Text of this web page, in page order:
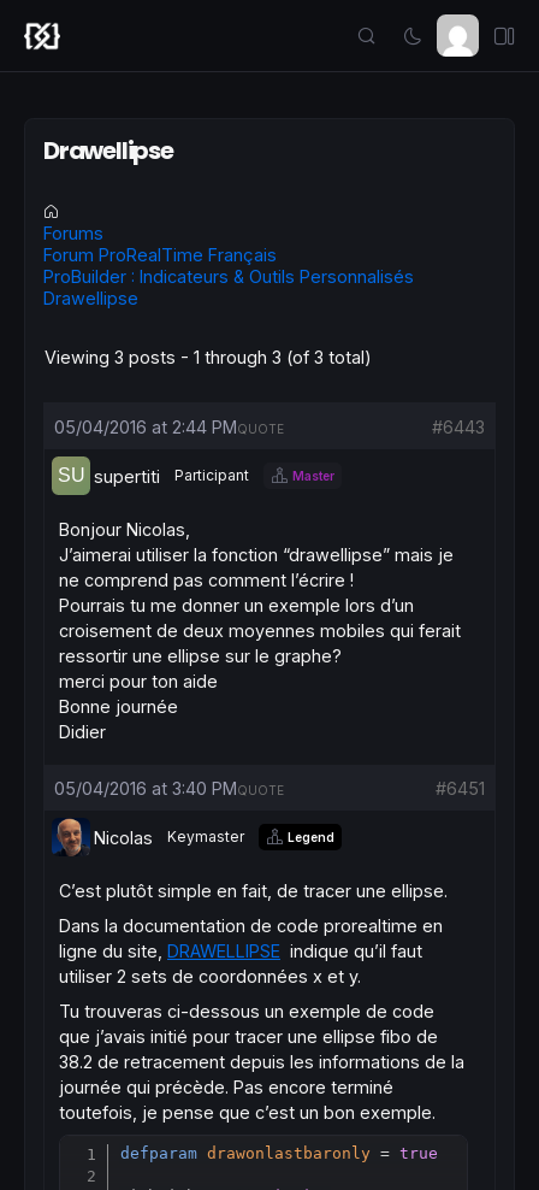
Drawellipse
Forums
Forum ProRealTime Français
ProBuilder : Indicateurs & Outils Personnalisés
Drawellipse
Viewing 3 posts - 1 through 3 (of 3 total)
05/04/2016 at 2:44 PM #6443
QUOTE
supertiti Participant Master
Bonjour Nicolas,
J’aimerai utiliser la fonction “drawellipse” mais je
ne comprend pas comment l’écrire !
Pourrais tu me donner un exemple lors d’un
croisement de deux moyennes mobiles qui ferait
ressortir une ellipse sur le graphe?
merci pour ton aide
Bonne journée
Didier
05/04/2016 at 3:40 PM #6451
QUOTE
Nicolas Keymaster Legend
C’est plutôt simple en fait, de tracer une ellipse.
Dans la documentation de code prorealtime en
ligne du site, DRAWELLIPSE indique qu’il faut
utiliser 2 sets de coordonnées x et y.
Tu trouveras ci-dessous un exemple de code
que j’avais initié pour tracer une ellipse fibo de
38.2 de retracement depuis les informations de la
journée qui précède. Pas encore terminé
toutefois, je pense que c’est un bon exemple.
defparam drawonlastbaronly = true